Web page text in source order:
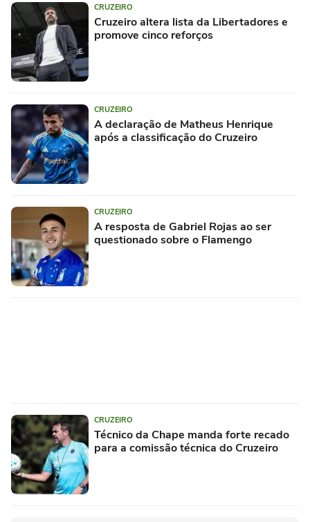
CRUZEIRO
Cruzeiro altera lista da Libertadores e
promove cinco reforços
CRUZEIRO
A declaração de Matheus Henrique
após a classificação do Cruzeiro
CRUZEIRO
A resposta de Gabriel Rojas ao ser
questionado sobre o Flamengo
CRUZEIRO
Técnico da Chape manda forte recado
para a comissão técnica do Cruzeiro